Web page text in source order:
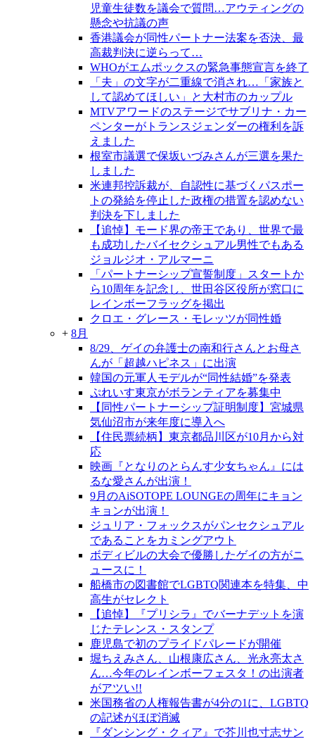
児童生徒数を議会で質問…アウティングの
懸念や抗議の声
香港議会が同性パートナー法案を否決、最
高裁判決に逆らって…
WHOがエムポックスの緊急事態宣言を終了
「夫」の文字が二重線で消され…「家族と
して認めてほしい」と大村市のカップル
MTVアワードのステージでサブリナ・カー
ペンターがトランスジェンダーの権利を訴
えました
根室市議選で保坂いづみさんが三選を果た
しました
米連邦控訴裁が、自認性に基づくパスポー
トの発給を停止した政権の措置を認めない
判決を下しました
【追悼】モード界の帝王であり、世界で最
も成功したバイセクシュアル男性でもある
ジョルジオ・アルマーニ
「パートナーシップ宣誓制度」スタートか
ら10周年を記念し、世田谷区役所が窓口に
レインボーフラッグを掲出
クロエ・グレース・モレッツが同性婚
+ 8月
8/29、ゲイの弁護士の南和行さんとお母さ
んが「超越ハピネス」に出演
韓国の元軍人モデルが“同性結婚”を発表
ぷれいす東京がボランティアを募集中
【同性パートナーシップ証明制度】宮城県
気仙沼市が来年度に導入へ
【住民票続柄】東京都品川区が10月から対
応
映画『となりのとらんす少女ちゃん』には
るな愛さんが出演！
9月のAiSOTOPE LOUNGEの周年にキョン
キョンが出演！
ジュリア・フォックスがパンセクシュアル
であることをカミングアウト
ボディビルの大会で優勝したゲイの方がニ
ュースに！
船橋市の図書館でLGBTQ関連本を特集、中
高生がセレクト
【追悼】『プリシラ』でバーナデットを演
じたテレンス・スタンプ
鹿児島で初のプライドパレードが開催
堀ちえみさん、山根康広さん、光永亮太さ
ん…今年のレインボーフェスタ！の出演者
がアツい!!
米国務省の人権報告書が4分の1に、LGBTQ
の記述がほぼ消滅
『ダンシング・クィア』で芥川也寸志サン